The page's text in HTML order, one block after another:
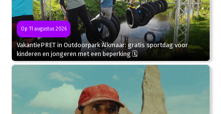
Op 11 augustus 2026
VakantiePRET in Outdoorpark Alkmaar: gratis sportdag voor
kinderen en jongeren met een beperking 🗓